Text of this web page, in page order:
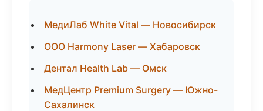
МедиЛаб White Vital — Новосибирск
ООО Harmony Laser — Хабаровск
Дентал Health Lab — Омск
МедЦентр Premium Surgery — Южно-
Сахалинск